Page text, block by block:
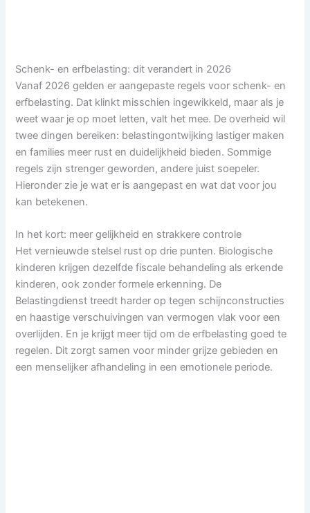
Schenk- en erfbelasting: dit verandert in 2026
Vanaf 2026 gelden er aangepaste regels voor schenk- en
erfbelasting. Dat klinkt misschien ingewikkeld, maar als je
weet waar je op moet letten, valt het mee. De overheid wil
twee dingen bereiken: belastingontwijking lastiger maken
en families meer rust en duidelijkheid bieden. Sommige
regels zijn strenger geworden, andere juist soepeler.
Hieronder zie je wat er is aangepast en wat dat voor jou
kan betekenen.
In het kort: meer gelijkheid en strakkere controle
Het vernieuwde stelsel rust op drie punten. Biologische
kinderen krijgen dezelfde fiscale behandeling als erkende
kinderen, ook zonder formele erkenning. De
Belastingdienst treedt harder op tegen schijnconstructies
en haastige verschuivingen van vermogen vlak voor een
overlijden. En je krijgt meer tijd om de erfbelasting goed te
regelen. Dit zorgt samen voor minder grijze gebieden en
een menselijker afhandeling in een emotionele periode.